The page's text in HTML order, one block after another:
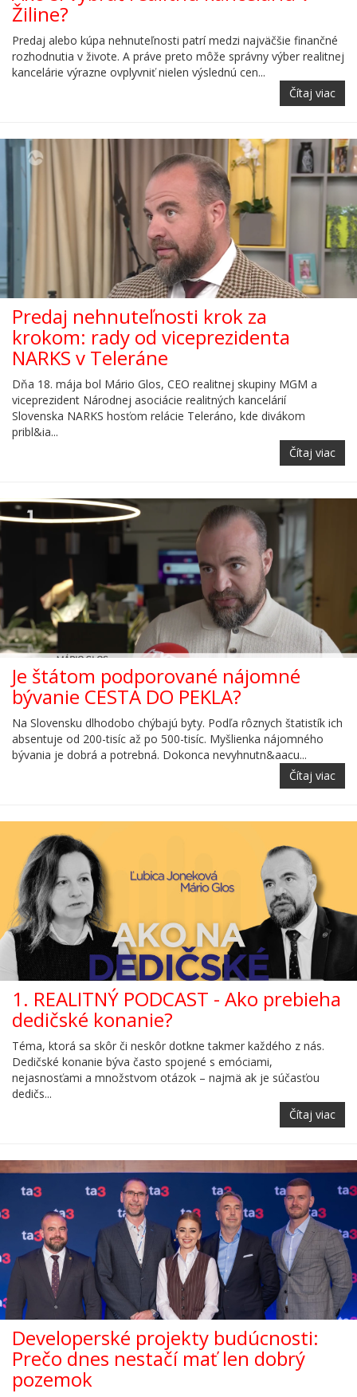
Žiline?
Predaj alebo kúpa nehnuteľnosti patrí medzi najväčšie finančné
rozhodnutia v živote. A práve preto môže správny výber realitnej
kancelárie výrazne ovplyvniť nielen výslednú cen...
Čítaj viac
Predaj nehnuteľnosti krok za
krokom: rady od viceprezidenta
NARKS v Teleráne
Dňa 18. mája bol Mário Glos, CEO realitnej skupiny MGM a
viceprezident Národnej asociácie realitných kancelárií
Slovenska NARKS hosťom relácie Teleráno, kde divákom
pribl&ia...
Čítaj viac
Je štátom podporované nájomné
bývanie CESTA DO PEKLA?
Na Slovensku dlhodobo chýbajú byty. Podľa rôznych štatistík ich
absentuje od 200-tisíc až po 500-tisíc. Myšlienka nájomného
bývania je dobrá a potrebná. Dokonca nevyhnutn&aacu...
Čítaj viac
1. REALITNÝ PODCAST - Ako prebieha
dedičské konanie?
Téma, ktorá sa skôr či neskôr dotkne takmer každého z nás.
Dedičské konanie býva často spojené s emóciami,
nejasnosťami a množstvom otázok – najmä ak je súčasťou
dedičs...
Čítaj viac
Developerské projekty budúcnosti:
Prečo dnes nestačí mať len dobrý
pozemok